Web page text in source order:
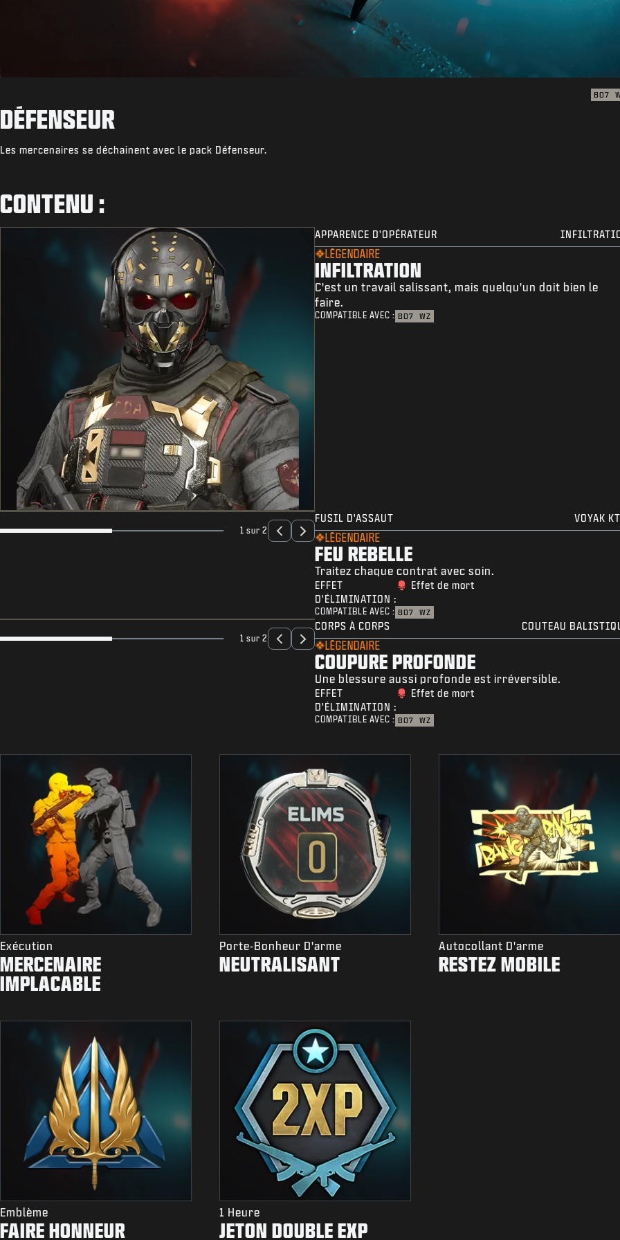
BO7
DÉFENSEUR
Les mercenaires se déchainent avec le pack Défenseur.
CONTENU :
APPARENCE D'OPÉRATEUR
LÉGENDAIRE
INFILTRATION
C'est un travail salissant, mais quelqu'un doit bien le
faire.
COMPATIBLE AVEC : BO7 WZ
1 sur 2
FUSIL D'ASSAUT VOYAK
LÉGENDAIRE
FEU REBELLE
Traitez chaque contrat avec soin.
EFFET
D'ÉLIMINATION :
Effet de mort
COMPATIBLE AVEC : BO7 WZ
1 sur 2
CORPS À CORPS COUTEAU
LÉGENDAIRE
COUPURE PROFONDE
Une blessure aussi profonde est irréversible.
EFFET
D'ÉLIMINATION :
Effet de mort
COMPATIBLE AVEC : BO7 WZ
Exécution
MERCENAIRE
IMPLACABLE
Porte-Bonheur D'arme
NEUTRALISANT
Autocollant D'arme
RESTEZ MOBILE
Emblème
FAIRE HONNEUR
1 Heure
JETON DOUBLE EXP